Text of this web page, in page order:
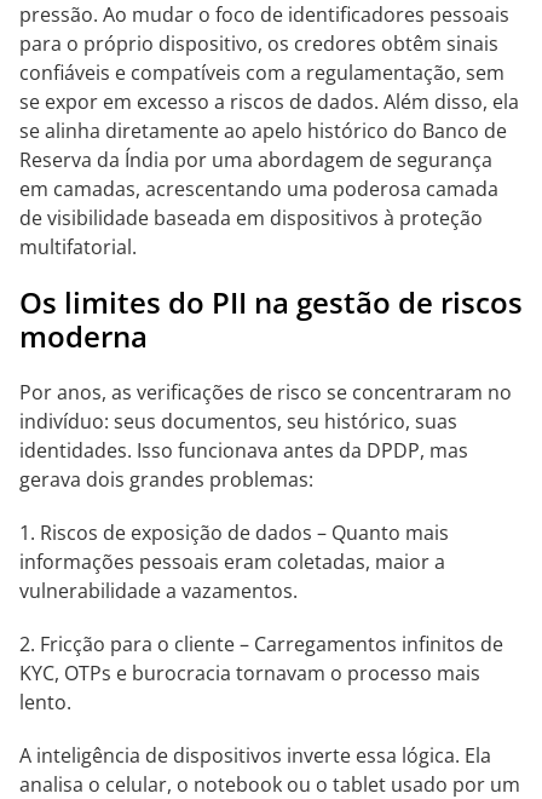
pressão. Ao mudar o foco de identificadores pessoais
para o próprio dispositivo, os credores obtêm sinais
confiáveis e compatíveis com a regulamentação, sem
se expor em excesso a riscos de dados. Além disso, ela
se alinha diretamente ao apelo histórico do Banco de
Reserva da Índia por uma abordagem de segurança
em camadas, acrescentando uma poderosa camada
de visibilidade baseada em dispositivos à proteção
multifatorial.
Os limites do PII na gestão de riscos
moderna
Por anos, as verificações de risco se concentraram no
indivíduo: seus documentos, seu histórico, suas
identidades. Isso funcionava antes da DPDP, mas
gerava dois grandes problemas:
Riscos de exposição de dados – Quanto mais
informações pessoais eram coletadas, maior a
vulnerabilidade a vazamentos.
Fricção para o cliente – Carregamentos infinitos de
KYC, OTPs e burocracia tornavam o processo mais
lento.
A inteligência de dispositivos inverte essa lógica. Ela
analisa o celular, o notebook ou o tablet usado por um